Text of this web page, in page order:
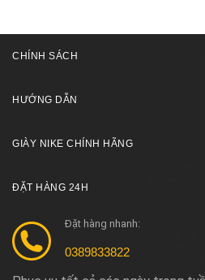
CHÍNH SÁCH
HƯỚNG DẪN
GIÀY NIKE CHÍNH HÃNG
ĐẶT HÀNG 24H
Đặt hàng nhanh:
0389833822